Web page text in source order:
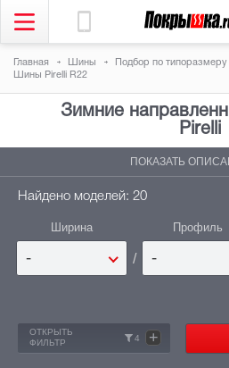
Главная Шины Подбор по типоразмеру
Шины Pirelli R22
Зимние
Pirelli
ПОКАЗАТЬ
Найдено моделей: 20
Ширина
- /
Профиль
-
ОТКРЫТЬ
ФИЛЬТР
4 +